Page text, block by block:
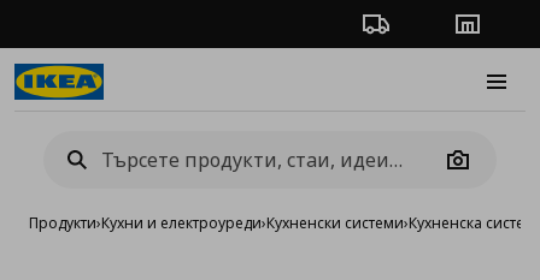
Проследяване на
Camera
Продукти›Кухни и електроуреди›Кухненски системи›Кухненска